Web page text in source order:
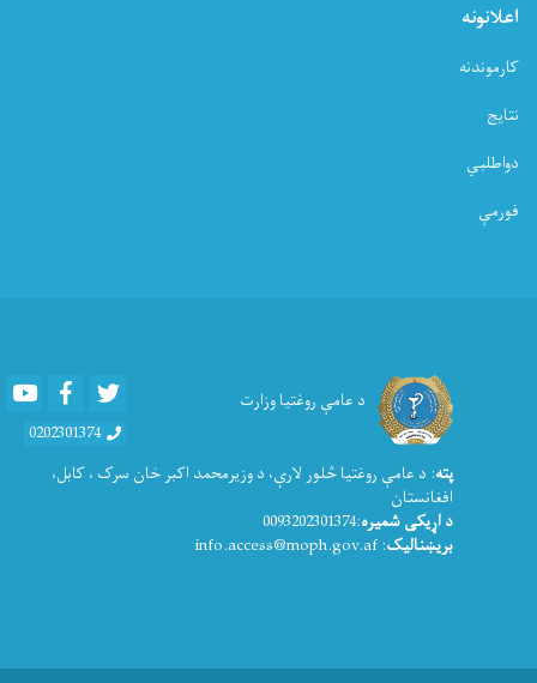
اعلانونه
کارموندنه
نتایج
دواطلبي
فورمې
د عامې روغتیا وزارت Youtube Facebook
0202301374
پته: د عامې روغتيا څلور لارې، د وزیرمحمد اکبر خان سرک ، کابل،
افغانستان
د اړیکی شمیره:0093202301374
بریښنالیک: info.access@moph.gov.af